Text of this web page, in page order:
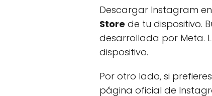
Descargar Instagram
Store de tu dispositivo.
desarrollada por Meta.
dispositivo.
Por otro lado, si
página oficial de